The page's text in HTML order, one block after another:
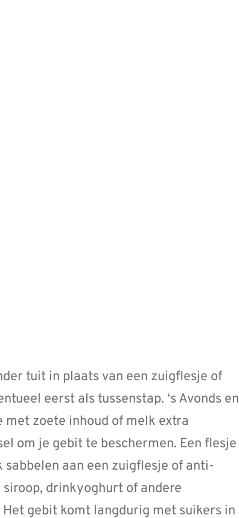
tuit in plaats van een zuigflesje of
eerst als tussenstap. ‘s Avonds en
met zoete inhoud of melk extra
om je gebit te beschermen. Een flesje
aan een zuigflesje of anti-
drinkyoghurt of andere
gebit komt langdurig met suikers in